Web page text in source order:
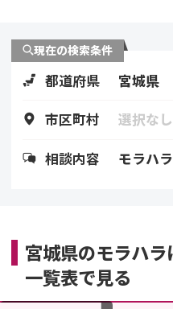
現在の検索条件
都道府県 宮城県
市区町村 選択なし
相談内容 モラハラ
宮城県のモラハ
一覧表で見る